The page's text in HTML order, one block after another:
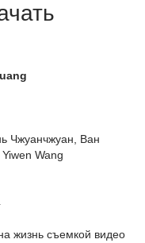
Чжуанчжуан, Ван
Wang
жизнь съемкой видео